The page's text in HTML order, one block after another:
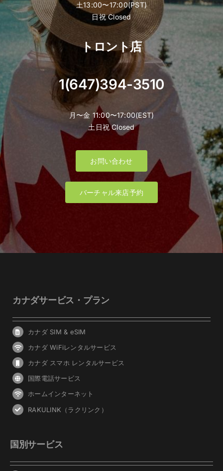
土13:00〜17:00(PST)
日祝 Closed
トロント店
1(647)394-3510
月〜金 11:00〜17:00(EST)
土日祝 Closed
お問い合わせ
バーチャル来店予約
カナダサービス・プラン
カナダ SIM & eSIM
カナダ WiFiレンタルサービス
カナダ スマホ レンタルサービス
国際電話サービス
ホームインターネット
RAKULINK（ラクリンク）
国別サービス